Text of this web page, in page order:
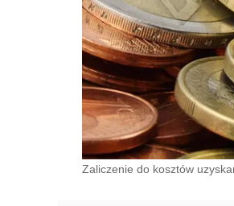
Zaliczenie do kosztów